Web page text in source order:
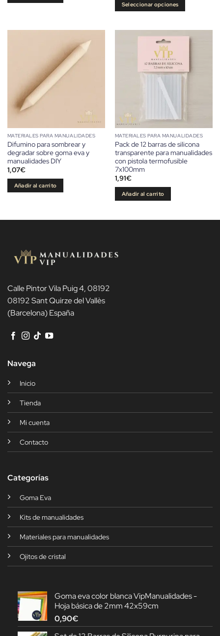
Seleccionar opciones
en
la
página
de
producto
MATERIALES PARA MANUALIDADES
Difumino para sombrear y
degradar sobre goma eva y
manualidades DIY
1,07€
Añadir al carrito
MATERIALES PARA MANUALIDADES
Pack de 12 barras de silicona
transparente para manualidades
con pistola termofusible
7x100mm
1,91€
Añadir al carrito
Calle Pintor Vila Puig 4, 08192
08192 Sant Quirze del Vallès
(Barcelona) España
Navega
Inicio
Tienda
Mi cuenta
Contacto
Categorías
Goma Eva
Kits de manualidades
Materiales para manualidades
Ojitos de cristal
Goma eva color blanca VipManualidades -
Hoja básica de 2mm 42x59cm
0,90€